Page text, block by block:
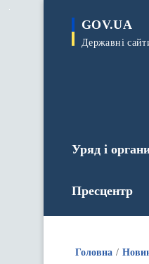
GOV.UA
Державні
Уряд і
Пресцентр
Головна